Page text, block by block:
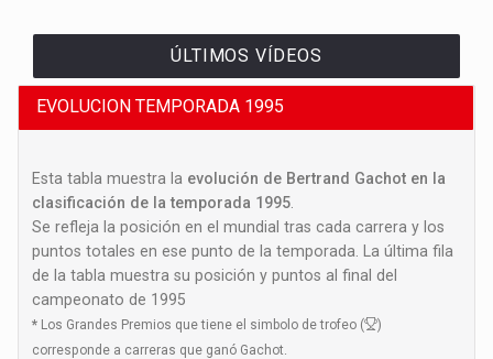
ÚLTIMOS VÍDEOS
EVOLUCION TEMPORADA 1995
Esta tabla muestra la evolución de Bertrand Gachot en la
clasificación de la temporada 1995
Se refleja la posición en el mundial tras cada carrera y los
puntos totales en ese punto de la temporada. La última fila
de la tabla muestra su posición y puntos al final del
campeonato de 1995
* Los Grandes Premios que tiene el simbolo de trofeo (
)
corresponde a carreras que ganó Gachot.